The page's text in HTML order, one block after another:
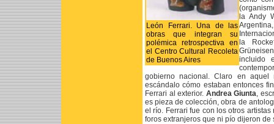
León Ferrari. Una de las
obras que integran su
polémica retrospectiva en
el Centro Cultural Recoleta
de Buenos Aires
la Andy
la
incluido
gobierno nacional. Claro en
escándalo cómo estaban entonces
Ferrari al exterior. Andrea Giunta,
es pieza de colección, obra de
el río. Ferrari fue con los otros
foros extranjeros que ni pío dijeron